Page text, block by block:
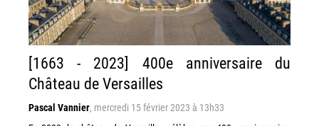
[1663 - 2023] 400e anniversaire du
Château de Versailles
Pascal Vannier, mercredi 15 février 2023 à 13h33